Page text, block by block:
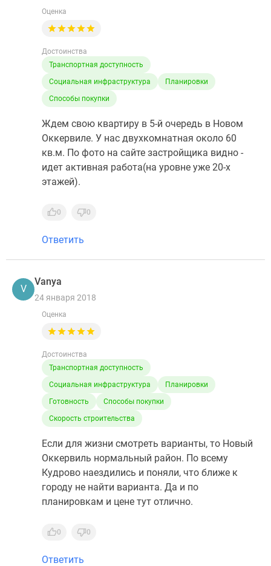
Оценка
Достоинства
Транспортная доступность
Социальная инфраструктура
Планировки
Способы покупки
Ждем свою квартиру в 5-й очередь в Новом
Оккервиле. У нас двухкомнатная около 60
кв.м. По фото на сайте застройщика видно -
идет активная работа(на уровне уже 20-х
этажей).
0 0
Ответить
V
Vanya
24 января 2018
Оценка
Достоинства
Транспортная доступность
Социальная инфраструктура
Планировки
Готовность
Способы покупки
Скорость строительства
Если для жизни смотреть варианты, то Новый
Оккервиль нормальный район. По всему
Кудрово наездились и поняли, что ближе к
городу не найти варианта. Да и по
планировкам и цене тут отлично.
0 0
Ответить